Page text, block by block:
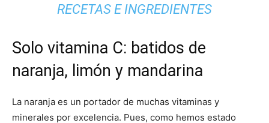
RECETAS E INGREDIENTES
Solo vitamina C: batidos de
naranja, limón y mandarina
La naranja es un portador de muchas vitaminas y
minerales por excelencia. Pues, como hemos estado